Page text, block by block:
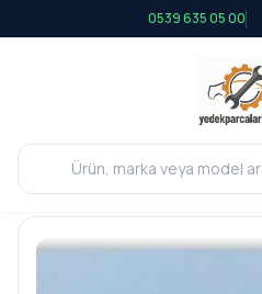
0539 635 05 00